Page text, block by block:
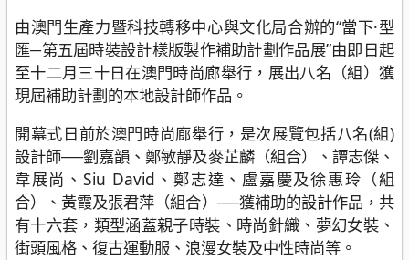
由澳門生產力暨科技轉移中心與文化局合辦的“當下·型
匯─第五屆時裝設計樣版製作補助計劃作品展”由即日起
至十二月三十日在澳門時尚廊舉行，展出八名（組）獲
現屆補助計劃的本地設計師作品。
開幕式日前於澳門時尚廊舉行，是次展覽包括八名(組)
設計師──劉嘉韻、鄭敏靜及麥芷麟（組合）、譚志傑、
韋展尚、Siu David、鄭志達、盧嘉慶及徐惠玲（組
合）、黃霞及張君萍（組合）──獲補助的設計作品，共
有十六套，類型涵蓋親子時裝、時尚針織、夢幻女裝、
街頭風格、復古運動服、浪漫女裝及中性時尚等。